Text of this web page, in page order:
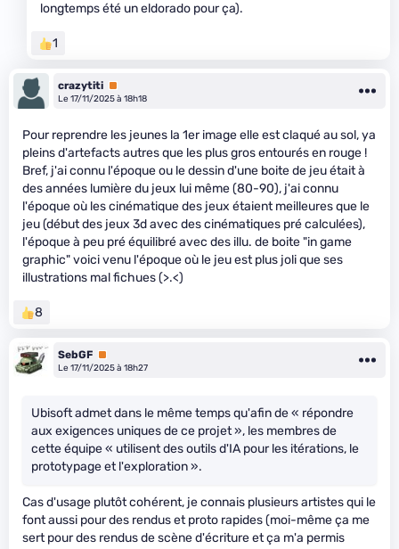
longtemps été un eldorado pour ça).
1
crazytiti Premium
Le 17/11/2025 à 18h18
Pour reprendre les jeunes la 1er image elle est claqué au sol, ya
pleins d'artefacts autres que les plus gros entourés en rouge !
Bref, j'ai connu l'époque ou le dessin d'une boite de jeu était à
des années lumière du jeux lui même (80-90), j'ai connu
l'époque où les cinématique des jeux étaient meilleures que le
jeu (début des jeux 3d avec des cinématiques pré calculées),
l'époque à peu pré équilibré avec des illu. de boite "in game
graphic" voici venu l'époque où le jeu est plus joli que ses
illustrations mal fichues (>.<)
8
SebGF Premium
Le 17/11/2025 à 18h27
Ubisoft admet dans le même temps qu'afin de « répondre
aux exigences uniques de ce projet », les membres de
cette équipe « utilisent des outils d'IA pour les itérations, le
prototypage et l'exploration ».
Cas d'usage plutôt cohérent, je connais plusieurs artistes qui le
font aussi pour des rendus et proto rapides (moi-même ça me
sert pour des rendus de scène d'écriture et ça m'a permis